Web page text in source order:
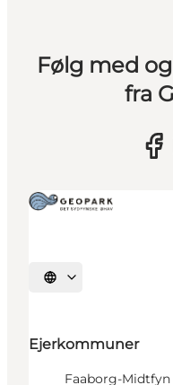
Følg med
fra
Vælg sprog
Ejerkommuner
Faaborg-